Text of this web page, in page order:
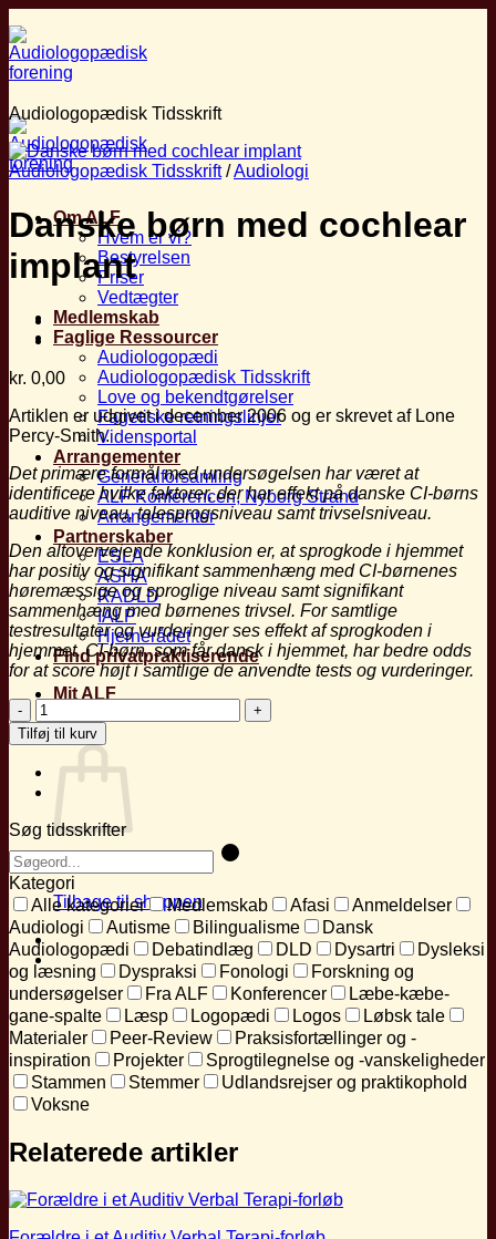
til
indhold
Om ALF
Hvem er vi?
Bestyrelsen
Priser
Vedtægter
Medlemskab
Faglige Ressourcer
Audiologopædi
Audiologopædisk Tidsskrift
Love og bekendtgørelser
Fagetiske retningslinjer
Vidensportal
Arrangementer
Generalforsamling
ALF Konferencen, Nyborg Strand
Arrangementer
Partnerskaber
ESLA
ASHA
RADLD
IALP
Hjernerådet
Find privatpraktiserende
Mit ALF
Kurv
Ingen varer i kurven.
Tilbage til shoppen
Audiologopædisk Tidsskrift
Audiologopædisk Tidsskrift /Audiologi
Danske børn med cochlear
implant
kr. 0,00
Artiklen er udgivet i december 2006 og er skrevet af Lone
Percy-Smith.
Det primære formål med undersøgelsen har været at
identificere hvilke faktorer,der har effekt på danske CI-børns
auditive niveau, talesprogsniveau samttrivselsniveau.
Den altovervejende konklusion er, atsprogkode i hjemmet
har positiv ogsignifikant sammenhæng med CI-børnenes
høremæssige og sproglige niveau samt signifikant
sammenhæng med børnenes trivsel. For samtlige
testresultaterog vurderinger ses effekt af sprogkoden i
hjemmet. CI-børn, som får dansk i hjemmet, har bedre odds
for at scorehøjt i samtlige de anvendte tests og vurderinger.
Danske
børn
med
cochlear
implant
antal
Tilføj til kurv
Søg tidsskrifter
Kategori
Alle kategorier
Medlemskab Afasi
Anmeldelser
Audiologi
Autisme Bilingualisme
Dansk
Audiologopædi
Debatindlæg DLD Dysartri
Dysleksi
og læsning
Dyspraksi Fonologi
Forskning og
undersøgelser
Fra ALF Konferencer
Læbe-kæbe-
gane-spalte
Læsp Logopædi Logos
Løbsk tale
Materialer
Peer-Review
Praksisfortællinger og -
inspiration
Projekter
Sprogtilegnelse og -vanskeligheder
Stammen
Stemmer
Udlandsrejser og praktikophold
Voksne
Relaterede artikler